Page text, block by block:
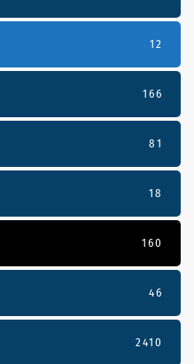
12
166
81
18
160
46
2410